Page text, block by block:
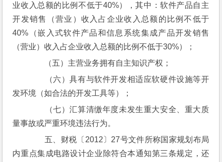
业收入总额的比例不低于40%），其中：软件产品自主
开发销售（营业）收入占企业收入总额的比例不低于
40%（嵌入式软件产品和信息系统集成产品开发销售
（营业）收入占企业收入总额的比例不低于30%）；
（五）主营业务拥有自主知识产权；
（六）具有与软件开发相适应软硬件设施等开
发环境（如合法的开发工具等）；
（七）汇算清缴年度未发生重大安全、重大质
量事故或严重环境违法行为。
五、财税〔2012〕27号文件所称国家规划布局
内重点集成电路设计企业除符合本通知第三条规定，还